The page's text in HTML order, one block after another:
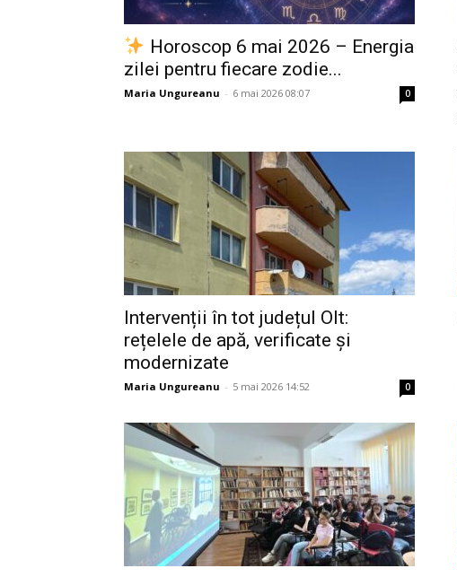
Horoscop 6 mai 2026 – Energia
zilei pentru fiecare zodie...
Maria Ungureanu - 6 mai 2026 08:07 0
Intervenții în tot județul Olt:
rețelele de apă, verificate și
modernizate
Maria Ungureanu - 5 mai 2026 14:52 0